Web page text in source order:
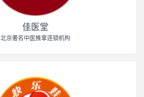
佳医堂
北京著名中医推拿连锁机构